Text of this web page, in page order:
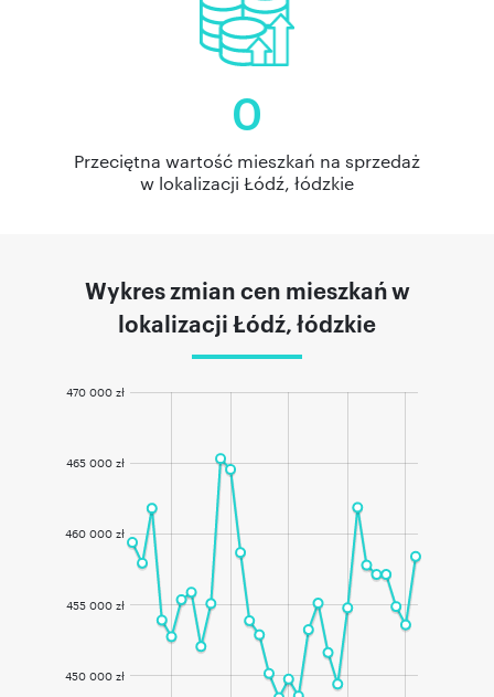
0
Przeciętna wartość mieszkań na sprzedaż
w lokalizacji Łódź, łódzkie
Wykres zmian cen mieszkań w
lokalizacji Łódź, łódzkie
450 000 zł
455 000 zł
460 000 zł
465 000 zł
470 000 zł